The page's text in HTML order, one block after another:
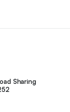
Sharing